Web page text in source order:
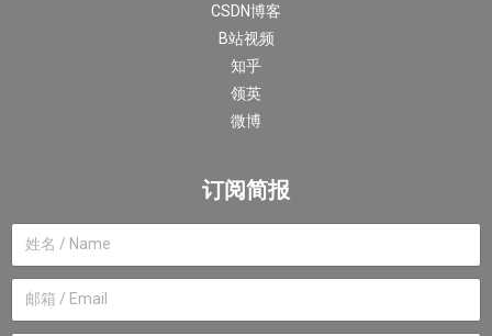
CSDN博客
B站视频
知乎
领英
微博
订阅简报